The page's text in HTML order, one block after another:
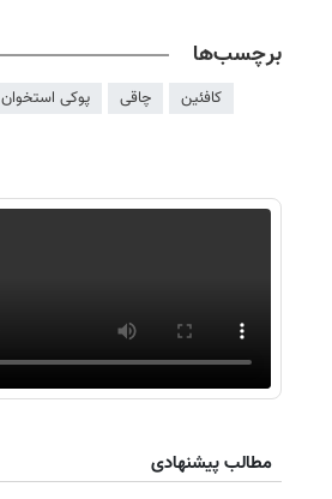
برچسب‌ها
کافئین چاقی پوکی استخوان
مطالب پیشنهادی